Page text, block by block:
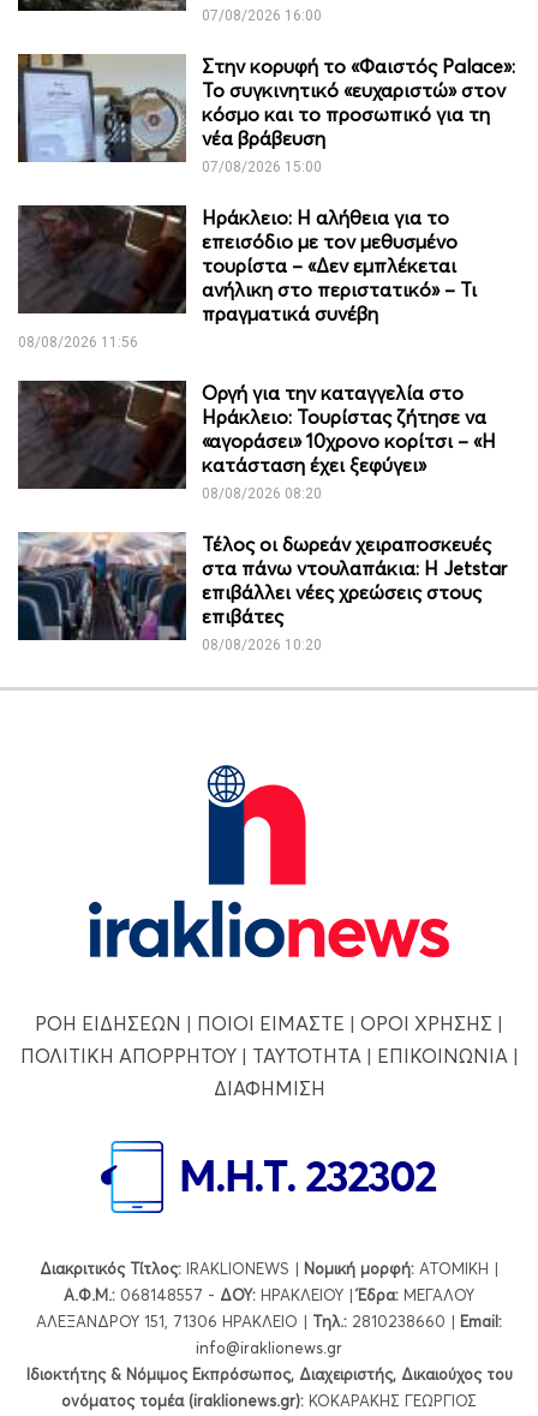
07/08/2026 16:00
Στην κορυφή το «Φαιστός Palace»:
Το συγκινητικό «ευχαριστώ» στον
κόσμο και το προσωπικό για τη
νέα βράβευση
07/08/2026 15:00
Ηράκλειο: Η αλήθεια για το
επεισόδιο με τον μεθυσμένο
τουρίστα – «Δεν εμπλέκεται
ανήλικη στο περιστατικό» – Τι
πραγματικά συνέβη
08/08/2026 11:56
Οργή για την καταγγελία στο
Ηράκλειο: Τουρίστας ζήτησε να
«αγοράσει» 10χρονο κορίτσι – «Η
κατάσταση έχει ξεφύγει»
08/08/2026 08:20
Τέλος οι δωρεάν χειραποσκευές
στα πάνω ντουλαπάκια: Η Jetstar
επιβάλλει νέες χρεώσεις στους
επιβάτες
08/08/2026 10:20
ΡΟΗ ΕΙΔΗΣΕΩΝ | ΠΟΙΟΙ ΕΙΜΑΣΤΕ | ΟΡΟΙ ΧΡΗΣΗΣ |
ΠΟΛΙΤΙΚΗ ΑΠΟΡΡΗΤΟΥ| ΤΑΥΤΟΤΗΤΑ | ΕΠΙΚΟΙΝΩΝΙΑ |
ΔΙΑΦΗΜΙΣΗ
Διακριτικός Τίτλος: IRAKLIONEWS | Νομική μορφή: ΑΤΟΜΙΚΗ |
Α.Φ.Μ.: 068148557 - ΔΟΥ: ΗΡΑΚΛΕΙΟΥ |Έδρα: ΜΕΓΑΛΟΥ
ΑΛΕΞΑΝΔΡΟΥ 151, 71306 ΗΡΑΚΛΕΙΟ | Τηλ.: 2810238660 | Εmail:
info@iraklionews.gr
Ιδιοκτήτης & Νόμιμος Εκπρόσωπος, Διαχειριστής, Δικαιούχος του
ονόματος τομέα (iraklionews.gr): ΚΟΚΑΡΑΚΗΣ ΓΕΩΡΓΙΟΣ